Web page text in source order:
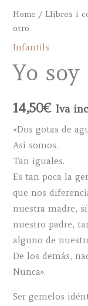
Home / Llibres i
otro
Infantils
Yo
14,50€ Iva
«Dos gotas de
Así somos.
Tan iguales.
Es tan poca la
que nos
nuestra madre,
nuestro padre,
alguno de
De los demás,
Nunca».
Ser gemelos